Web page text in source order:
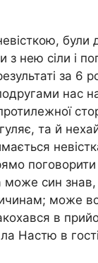
були
з нею сіли і
за 6
нас
та й
може син
може
в
Настю в